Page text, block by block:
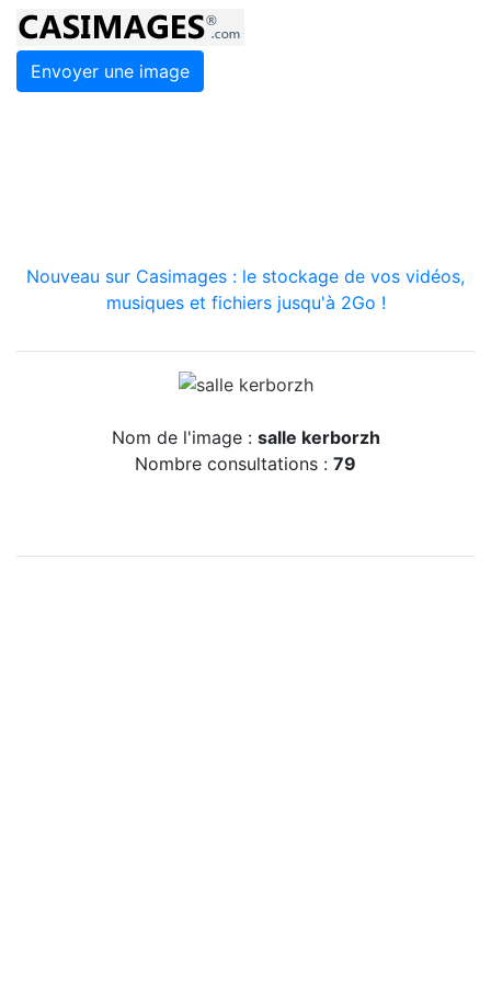
Envoyer une image
Nouveau sur Casimages : le stockage de vos vidéos,
musiques et fichiers jusqu'à 2Go !
Nom de l'image : salle kerborzh
Nombre consultations : 79